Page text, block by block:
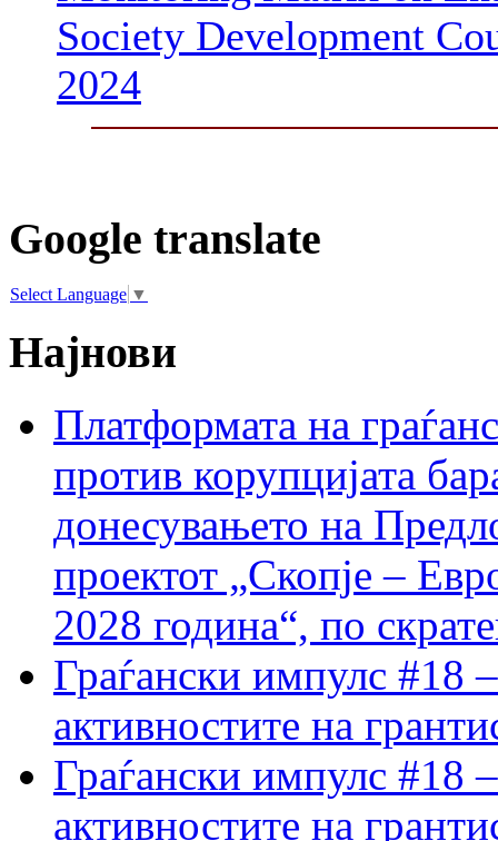
Society Development
2024
Google translate
Select Language ▼
Најнови
Платформата на
против корупцијата
донесувањето на
проектот „Скопје –
2028 година“, по
Граѓански импулс #18
активностите на
Граѓански импулс #18
активностите на